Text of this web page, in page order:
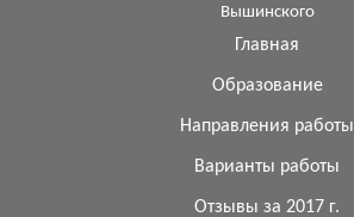
Вышинского
Главная
Образование
Направления работы
Варианты работы
Отзывы за 2017 г.